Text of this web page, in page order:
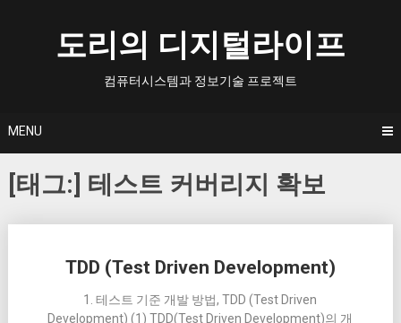
도리의 디지털라이프
컴퓨터시스템과 정보기술 프로젝트
MENU
[태그:] 테스트 커버리지 확보
TDD (Test Driven Development)
1. 테스트 기준 개발 방법, TDD (Test Driven
Development) (1) TDD(Test Driven Development)의 개
navigation